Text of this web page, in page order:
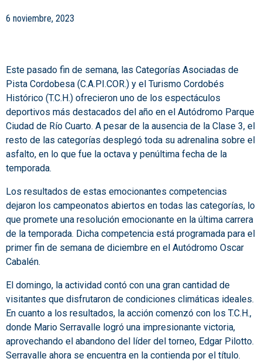
6 noviembre, 2023
Este pasado fin de semana, las Categorías Asociadas de
Pista Cordobesa (C.A.PI.COR.) y el Turismo Cordobés
Histórico (T.C.H.) ofrecieron uno de los espectáculos
deportivos más destacados del año en el Autódromo Parque
Ciudad de Río Cuarto. A pesar de la ausencia de la Clase 3, el
resto de las categorías desplegó toda su adrenalina sobre el
asfalto, en lo que fue la octava y penúltima fecha de la
temporada.
Los resultados de estas emocionantes competencias
dejaron los campeonatos abiertos en todas las categorías, lo
que promete una resolución emocionante en la última carrera
de la temporada. Dicha competencia está programada para el
primer fin de semana de diciembre en el Autódromo Oscar
Cabalén.
El domingo, la actividad contó con una gran cantidad de
visitantes que disfrutaron de condiciones climáticas ideales.
En cuanto a los resultados, la acción comenzó con los T.C.H.,
donde Mario Serravalle logró una impresionante victoria,
aprovechando el abandono del líder del torneo, Edgar Pilotto.
Serravalle ahora se encuentra en la contienda por el título.